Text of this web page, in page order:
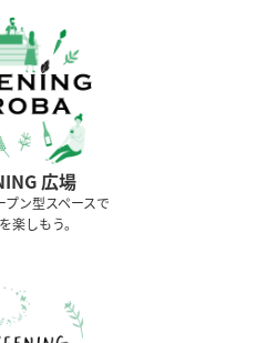
広場
プン型スペースで
楽しもう。